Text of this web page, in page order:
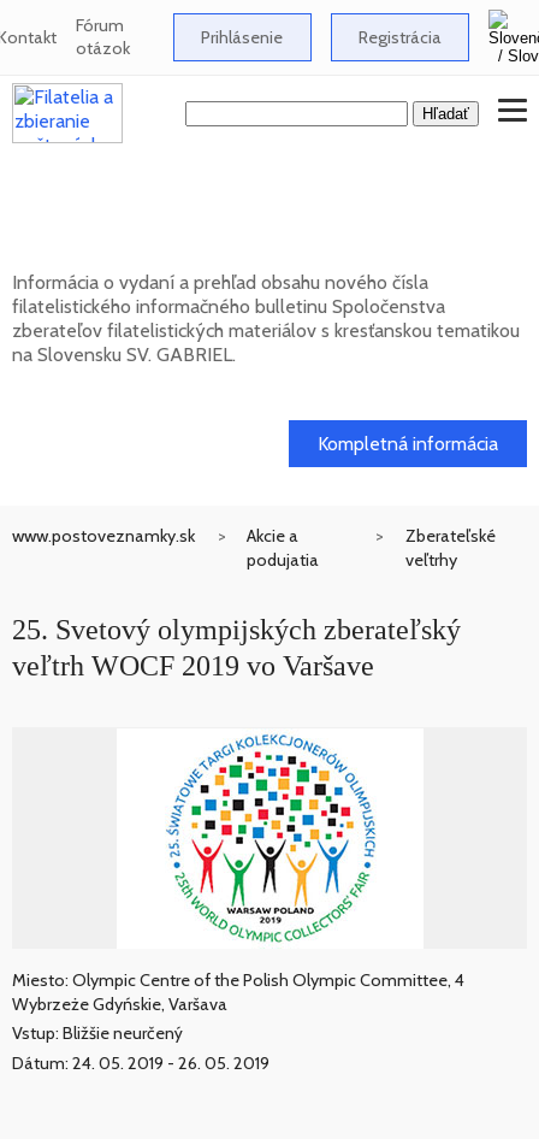
Fórum
otázok Prihlásenie Registrácia
Informácia o vydaní a prehľad obsahu nového čísla
filatelistického informačného bulletinu Spoločenstva
zberateľov filatelistických materiálov s kresťanskou tematikou
na Slovensku SV. GABRIEL.
Kompletná informácia
www.postoveznamky.sk
Akcie a
podujatia
Zberateľské
veľtrhy
25. Svetový olympijských zberateľský
veľtrh WOCF 2019 vo Varšave
Miesto: Olympic Centre of the Polish Olympic Committee, 4
Wybrzeże Gdyńskie, Varšava
Vstup: Bližšie neurčený
Dátum: 24. 05. 2019 - 26. 05. 2019